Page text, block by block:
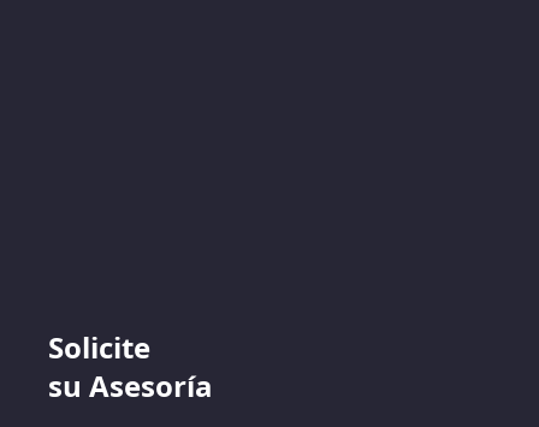
Solicite
su Asesoría